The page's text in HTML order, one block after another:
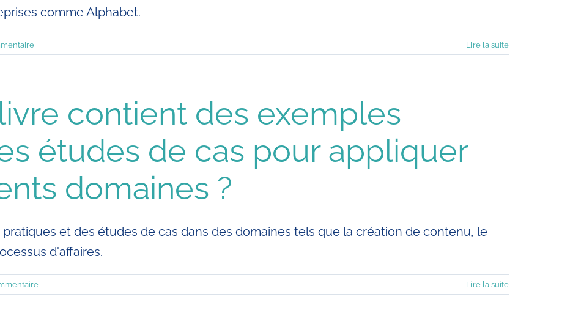
comme Alphabet.
Lire la suite
contient des exemples
études de cas pour appliquer
domaines ?
et des études de cas dans des domaines tels que la création de contenu, le
d'affaires.
Lire la suite